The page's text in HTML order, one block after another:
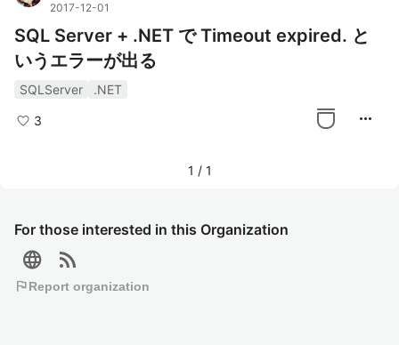
For those interested in this Organization
language rss_feed
flagReport organization
2017-12-01
SQL Server + .NET で Timeout expired. と
いうエラーが出る
SQLServer .NET
3 more_horiz
1 / 1